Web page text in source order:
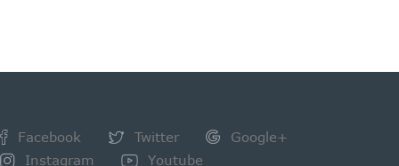
Facebook Twitter
Google+
Instagram
Youtube